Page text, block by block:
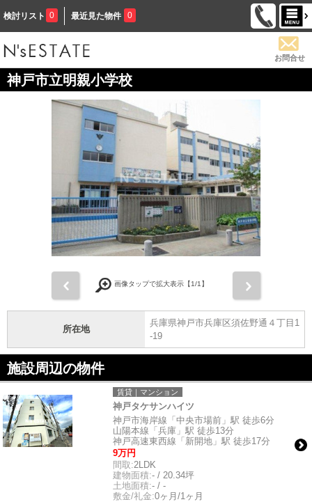
検討リスト 0 最近見た物件 0
お問合せ
神戸市立明親小学校
画像タップで拡大表示【1/1】
所在地
兵庫県神戸市兵庫区須佐野通４丁目1
-19
施設周辺の物件
賃貸｜マンション
神戸タケサンハイツ
神戸市海岸線「中央市場前」駅 徒歩6分
山陽本線「兵庫」駅 徒歩13分
神戸高速東西線「新開地」駅 徒歩17分
9万円
間取:2LDK
建物面積:- / 20.34坪
土地面積:- / -
敷金/礼金:0ヶ月/1ヶ月